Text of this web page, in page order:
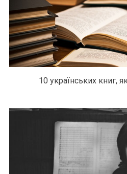
10 українських книг,